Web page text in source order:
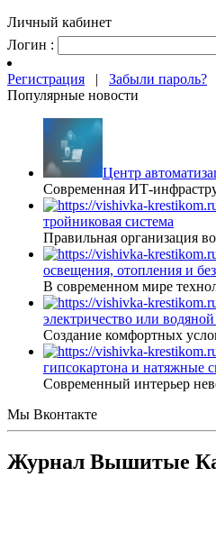
Личный кабинет
Логин :
Регистрация | Забыли пароль?
Популярные новости
Центр
Современная ИТ-
тройниковая система
Правильная организация
освещения, отопления и
В современном мире
электричество или
Создание комфортных
гипсокартона и натяжные
Современный интерьер
Мы Вконтакте
Журнал Вышитые